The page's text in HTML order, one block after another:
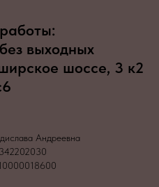
выходных
шоссе, 3 к2
Андреевна